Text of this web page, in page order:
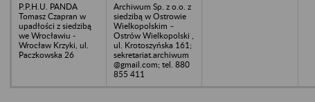
P.P.H.U. PANDA
Tomasz Czapran w
upadłości z siedzibą
we Wrocławiu -
Wrocław Krzyki, ul.
Paczkowska 26
Archiwum Sp. z o.o. z
siedzibą w Ostrowie
Wielkopolskim –
Ostrów Wielkopolski ,
ul. Krotoszyńska 161;
sekretariat.archiwum
@gmail.com; tel. 880
855 411